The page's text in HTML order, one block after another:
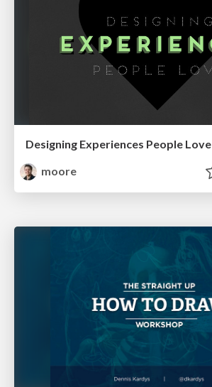
Designing Experiences People Love
moore